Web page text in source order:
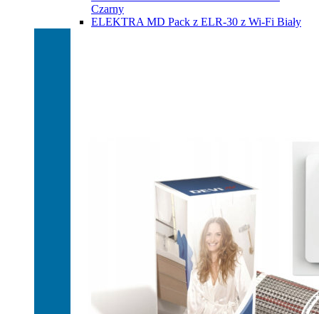
Czarny
ELEKTRA MD Pack z ELR-30 z Wi-Fi Biały